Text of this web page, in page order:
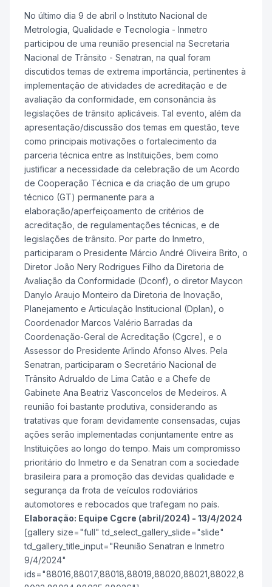
No último dia 9 de abril o Instituto Nacional de
Metrologia, Qualidade e Tecnologia - Inmetro
participou de uma reunião presencial na Secretaria
Nacional de Trânsito - Senatran, na qual foram
discutidos temas de extrema importância, pertinentes à
implementação de atividades de acreditação e de
avaliação da conformidade, em consonância às
legislações de trânsito aplicáveis. Tal evento, além da
apresentação/discussão dos temas em questão, teve
como principais motivações o fortalecimento da
parceria técnica entre as Instituições, bem como
justificar a necessidade da celebração de um Acordo
de Cooperação Técnica e da criação de um grupo
técnico (GT) permanente para a
elaboração/aperfeiçoamento de critérios de
acreditação, de regulamentações técnicas, e de
legislações de trânsito. Por parte do Inmetro,
participaram o Presidente Márcio André Oliveira Brito, o
Diretor João Nery Rodrigues Filho da Diretoria de
Avaliação da Conformidade (Dconf), o diretor Maycon
Danylo Araujo Monteiro da Diretoria de Inovação,
Planejamento e Articulação Institucional (Dplan), o
Coordenador Marcos Valério Barradas da
Coordenação-Geral de Acreditação (Cgcre), e o
Assessor do Presidente Arlindo Afonso Alves. Pela
Senatran, participaram o Secretário Nacional de
Trânsito Adrualdo de Lima Catão e a Chefe de
Gabinete Ana Beatriz Vasconcelos de Medeiros. A
reunião foi bastante produtiva, considerando as
tratativas que foram devidamente consensadas, cujas
ações serão implementadas conjuntamente entre as
Instituições ao longo do tempo. Mais um compromisso
prioritário do Inmetro e da Senatran com a sociedade
brasileira para a promoção das devidas qualidade e
segurança da frota de veículos rodoviários
automotores e rebocados que trafegam no país.
Elaboração: Equipe Cgcre (abril/2024) - 13/4/2024
[gallery size="full" td_select_gallery_slide="slide"
td_gallery_title_input="Reunião Senatran e Inmetro
9/4/2024"
ids="88016,88017,88018,88019,88020,88021,88022,8